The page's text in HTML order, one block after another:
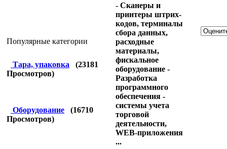
Популярные категории
Тара, упаковка (23181
Просмотров)
Оборудование (16710
Просмотров)
- Сканеры и
принтеры штрих-
кодов, терминалы
сбора данных,
расходные
материалы,
фискальное
оборудование -
Разработка
программного
обеспечения -
системы учета
торговой
деятельности,
WEB-приложения
...